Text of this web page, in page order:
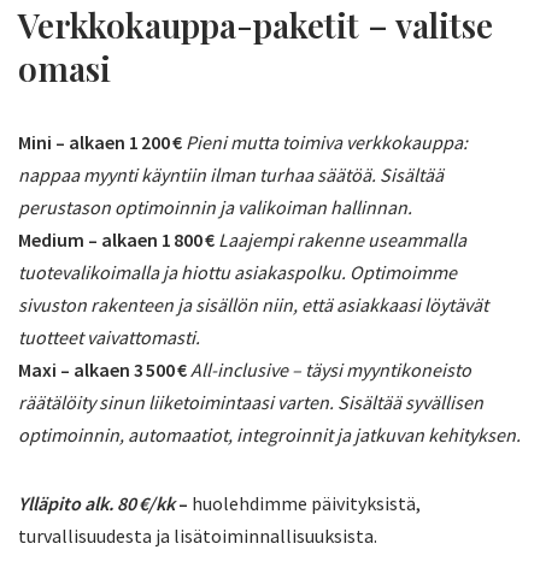
Verkkokauppa-paketit – valitse
omasi
Mini – alkaen 1 200 € Pieni mutta toimiva verkkokauppa:
nappaa myynti käyntiin ilman turhaa säätöä. Sisältää
perustason optimoinnin ja valikoiman hallinnan.
Medium – alkaen 1 800 € Laajempi rakenne useammalla
tuotevalikoimalla ja hiottu asiakaspolku. Optimoimme
sivuston rakenteen ja sisällön niin, että asiakkaasi löytävät
tuotteet vaivattomasti.
Maxi – alkaen 3 500 €All-inclusive – täysi myyntikoneisto
räätälöity sinun liiketoimintaasi varten. Sisältää syvällisen
optimoinnin, automaatiot, integroinnit ja jatkuvan kehityksen.
Ylläpito alk. 80 €/kk– huolehdimme päivityksistä,
turvallisuudesta ja lisätoiminnallisuuksista.